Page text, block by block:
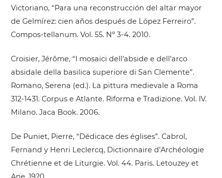
Victoriano, “Para una reconstrucción del altar mayor
de Gelmírez: cien años después de López Ferreiro”.
Compos-tellanum. Vol. 55. Nº 3-4. 2010.
Croisier, Jérôme, “I mosaici dell’abside e dell’arco
absidale della basilica superiore di San Clemente”.
Romano, Serena (ed.). La pittura medievale a Roma
312-1431. Corpus e Atlante. Riforma e Tradizione. Vol. IV.
Milano. Jaca Book. 2006.
De Puniet, Pierre, “Dédicace des églises”. Cabrol,
Fernand y Henri Leclercq, Dictionnaire d’Archéologie
Chrétienne et de Liturgie. Vol. 44. Paris. Letouzey et